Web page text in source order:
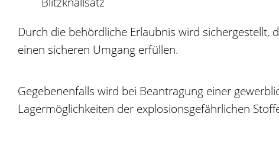
Durch die behördliche Erlaubnis wird
einen sicheren Umgang erfüllen.
Gegebenenfalls wird bei Beantragung einer
Lagermöglichkeiten der explosionsgefährlichen